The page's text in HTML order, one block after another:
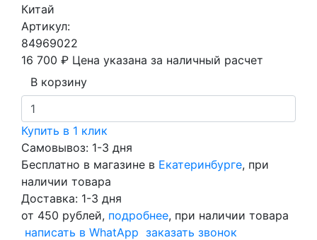
Китай
Артикул:
84969022
16 700 ₽ Цена указана за наличный расчет
В корзину
Купить в 1 клик
Самовывоз: 1-3 дня
Бесплатно в магазине в Екатеринбурге, при
наличии товара
Доставка: 1-3 дня
от 450 рублей, подробнее, при наличии товара
написать в WhatApp заказать звонок